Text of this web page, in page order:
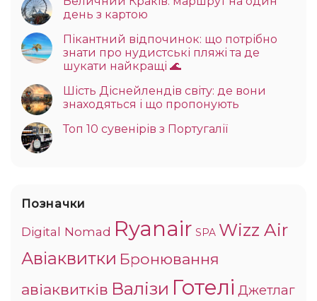
день з картою
Пікантний відпочинок: що потрібно
знати про нудистські пляжі та де
шукати найкращі 🌊
Шість Діснейлендів світу: де вони
знаходяться і що пропонують
Топ 10 сувенірів з Португалії
Позначки
Digital Nomad Ryanair SPA Wizz Air
Авіаквитки Бронювання
авіаквитків Валізи Готелі Джетлаг